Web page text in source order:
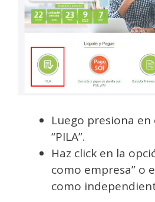
Luego presiona
“PILA”.
Haz click en la
como empresa” o
como